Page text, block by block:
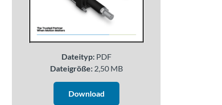
Dateityp:PDF
Dateigröße:2,50 MB
Download